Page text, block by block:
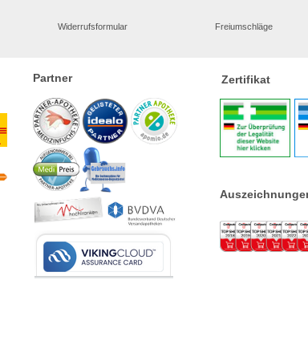
Widerrufsformular Freiumschläge
Partner Zertifikat